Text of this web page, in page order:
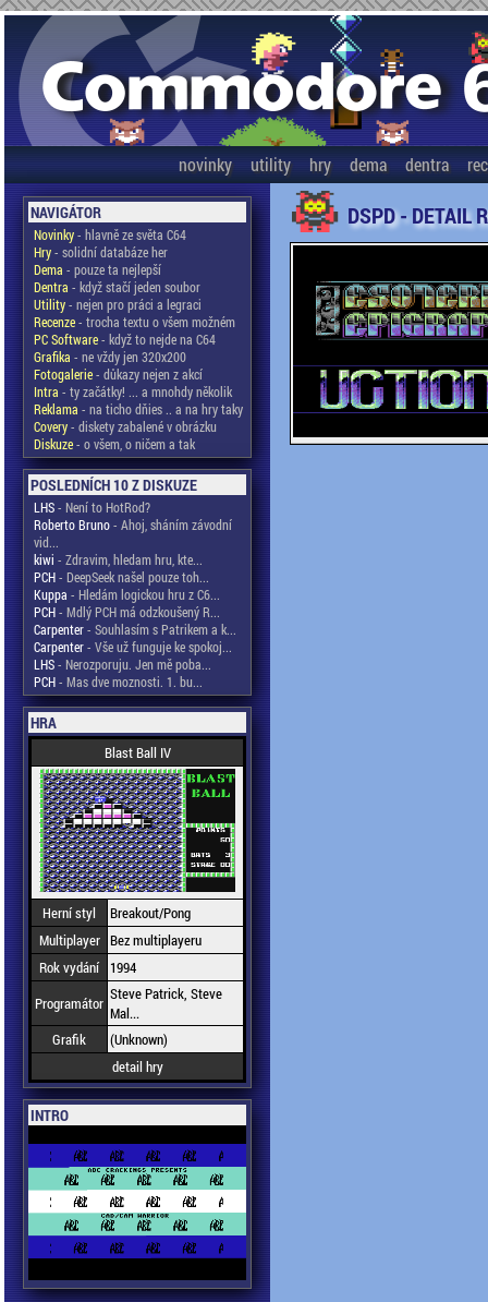
novinky utility hry dema dentra
NAVIGÁTOR
Novinky- hlavně ze světa C64
Hry- solidní databáze her
Dema - pouze ta nejlepší
Dentra - když stačí jeden soubor
Utility- nejen pro práci a legraci
Recenze- trocha textu o všem možném
PC Software- když to nejde na C64
Grafika - ne vždy jen 320x200
Fotogalerie- důkazy nejen z akcí
Intra - ty začátky! ... a mnohdy několik
Reklama - na ticho dňies .. a na hry taky
Covery- diskety zabalené v obrázku
Diskuze- o všem, o ničem a tak
POSLEDNÍCH 10 Z DISKUZE
LHS- Není to HotRod?
Roberto Bruno- Ahoj, sháním závodní
vid...
kiwi - Zdravim, hledam hru, kte...
PCH- DeepSeek našel pouze toh...
Kuppa - Hledám logickou hru z C6...
PCH- Mdlý PCH má odzkoušený R...
Carpenter- Souhlasím s Patrikem a k...
Carpenter- Vše už funguje ke spokoj...
LHS- Nerozporuju. Jen mě poba...
PCH- Mas dve moznosti. 1. bu...
HRA
Blast Ball IV
Herní styl
Breakout/Pong
Multiplayer Bez multiplayeru
Rok vydání
1994
Programátor Steve Patrick, Steve
Mal...
Grafik
(Unknown)
detail hry
INTRO
DSPD - DETAIL